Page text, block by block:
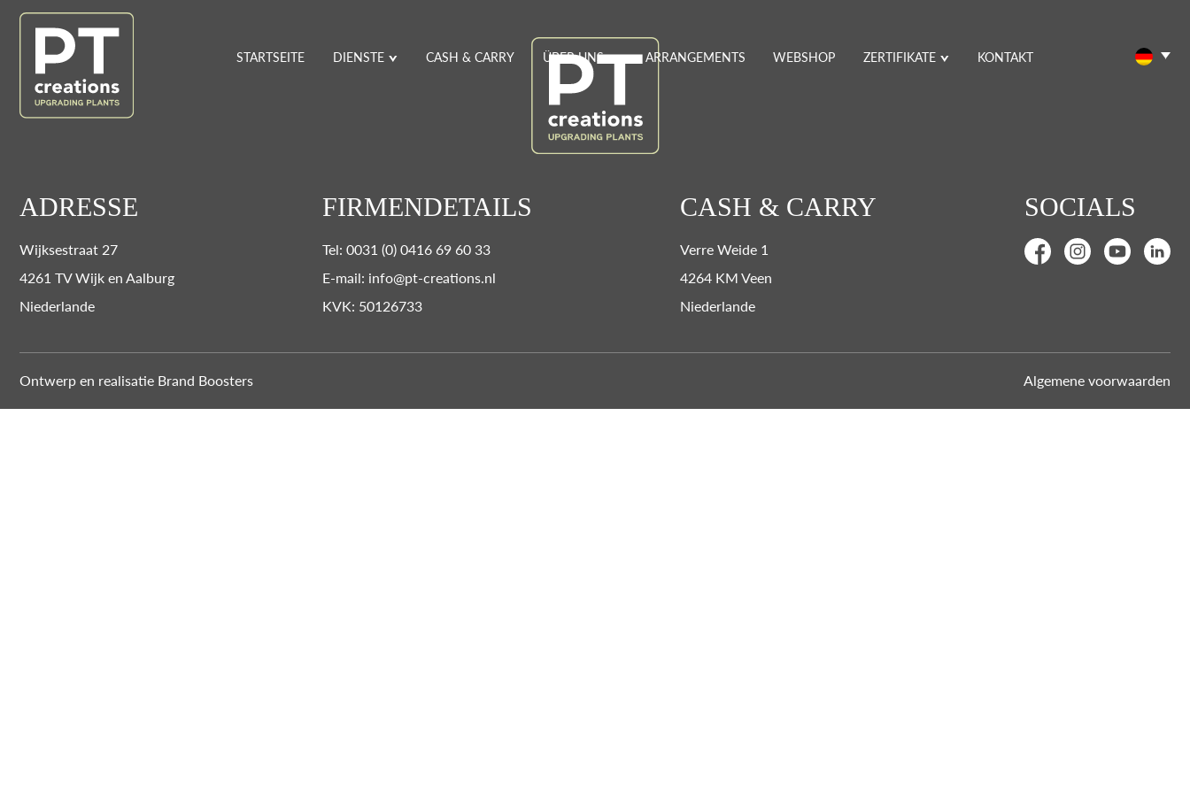
STARTSEITE DIENSTE CASH & CARRY ÜBER UNS ARRANGEMENTS WEBSHOP ZERTIFIKATE KONTAKT
ADRESSE
Wijksestraat 27
4261 TV Wijk en Aalburg
Niederlande
FIRMENDETAILS
Tel: 0031 (0) 0416 69 60 33
E-mail: info@pt-creations.nl
KVK: 50126733
CASH & CARRY
Verre Weide 1
4264 KM Veen
Niederlande
SOCIALS
Ontwerp en realisatie Brand Boosters Algemene voorwaarden